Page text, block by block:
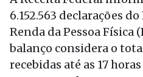
6.152.563 declarações
Renda da Pessoa Física
balanço considera o
recebidas até as 17